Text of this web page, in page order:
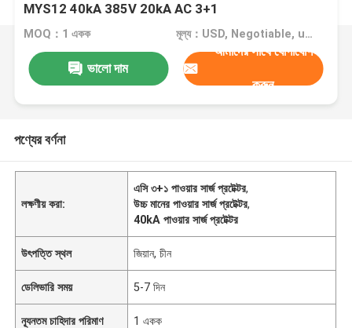
MYS12 40kA 385V 20kA AC 3+1
MOQ：1 একক মূল্য：USD, Negotiable, unit
ভালো দাম
আমাদের সাথে যোগাযোগ
করুন
পণ্যের বর্ণনা
লক্ষণীয় করা:
এসি ৩+১ পাওয়ার সার্জ প্রটেক্টর,
উচ্চ মানের পাওয়ার সার্জ প্রটেক্টর,
40kA পাওয়ার সার্জ প্রটেক্টর
উৎপত্তি স্থল জিয়ান, চীন
ডেলিভারি সময় 5-7 দিন
ন্যূনতম চাহিদার পরিমাণ 1 একক